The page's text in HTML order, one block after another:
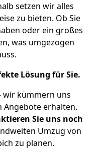
setzen wir alles
zu bieten. Ob Sie
oder ein großes
was umgezogen
Lösung für Sie.
wir kümmern uns
Angebote erhalten.
Sie uns noch
Umzug von
zu planen.